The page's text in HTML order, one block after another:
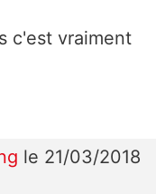
c'est vraiment
le 21/03/2018